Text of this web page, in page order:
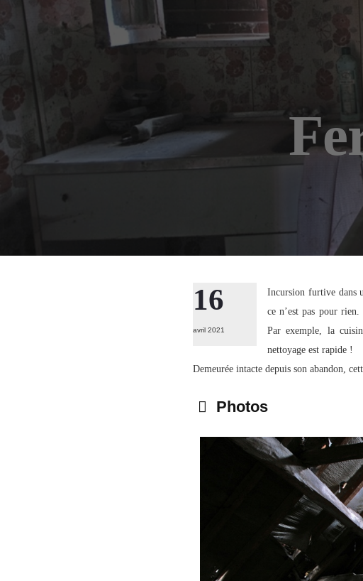
16
avril 2021
Incursion furtive dans
ce n’est pas pour
Par exemple, la
nettoyage est rapide !
Demeurée intacte depuis son abandon,
Photos